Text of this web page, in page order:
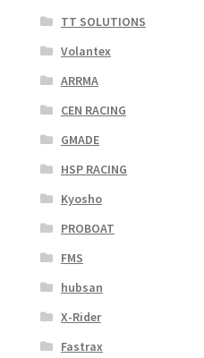
TT SOLUTIONS
Volantex
ARRMA
CEN RACING
GMADE
HSP RACING
Kyosho
PROBOAT
FMS
hubsan
X-Rider
Fastrax